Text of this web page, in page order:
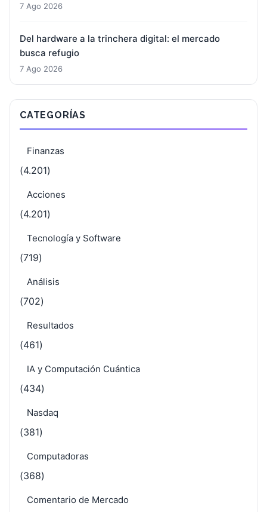
7 Ago 2026
Del hardware a la trinchera digital: el mercado
busca refugio
7 Ago 2026
CATEGORÍAS
Finanzas
(4.201)
Acciones
(4.201)
Tecnología y Software
(719)
Análisis
(702)
Resultados
(461)
IA y Computación Cuántica
(434)
Nasdaq
(381)
Computadoras
(368)
Comentario de Mercado